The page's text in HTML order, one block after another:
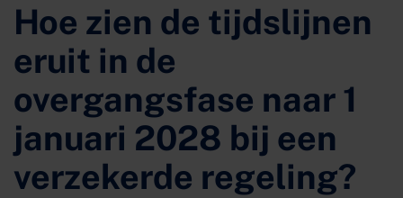
Hoe zien de tijdslijnen
eruit in de
overgangsfase naar 1
januari 2028 bij een
verzekerde regeling?